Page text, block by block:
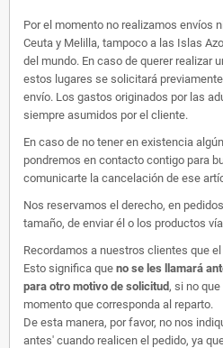
Por el momento no realizamos envíos
Ceuta y Melilla, tampoco a las Islas
del mundo. En caso de querer realizar
estos lugares se solicitará
envío. Los gastos originados por las
siempre asumidos por el cliente.
En caso de no tener en existencia
pondremos en contacto contigo para
comunicarte la cancelación de ese
Nos reservamos el derecho, en
tamaño, de enviar él o los productos
Recordamos a nuestros clientes que
Esto significa que no se les llamará
para otro motivo de solicitud, si no que
momento que corresponda al reparto.
De esta manera, por favor, no nos
antes' cuando realicen el pedido, ya